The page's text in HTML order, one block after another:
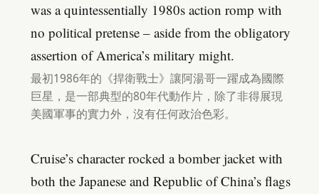
was a quintessentially 1980s action romp with
no political pretense – aside from the obligatory
assertion of America’s military might.
最初1986年的《捍衛戰士》讓阿湯哥一躍成為國際
巨星，是一部典型的80年代動作片，除了非得展現
美國軍事的實力外，沒有任何政治色彩。
Cruise’s character rocked a bomber jacket with
both the Japanese and Republic of China’s flags